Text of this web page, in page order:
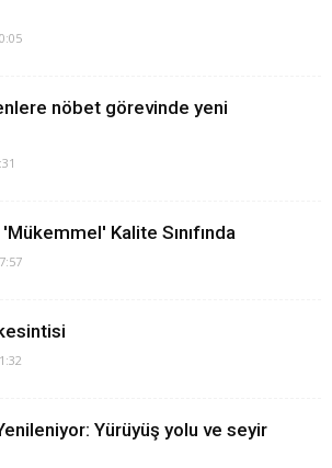
nöbet görevinde yeni
Kalite Sınıfında
Yürüyüş yolu ve seyir